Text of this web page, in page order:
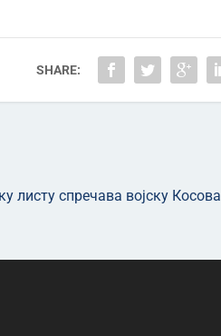
SHARE:
листу спречава војску Косова